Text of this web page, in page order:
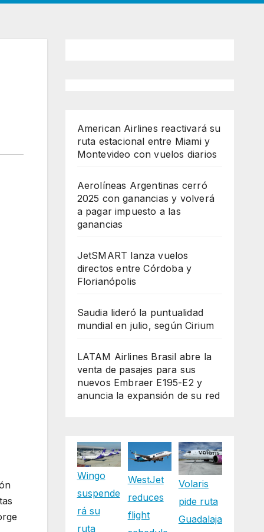
American Airlines reactivará su
ruta estacional entre Miami y
Montevideo con vuelos diarios
Aerolíneas Argentinas cerró
2025 con ganancias y volverá
a pagar impuesto a las
ganancias
JetSMART lanza vuelos
directos entre Córdoba y
Florianópolis
Saudia lideró la puntualidad
mundial en julio, según Cirium
LATAM Airlines Brasil abre la
venta de pasajes para sus
nuevos Embraer E195-E2 y
anuncia la expansión de su red
Wingo
suspende
rá su
ruta
WestJet
reduces
flight
Volaris
pide ruta
Guadalaja